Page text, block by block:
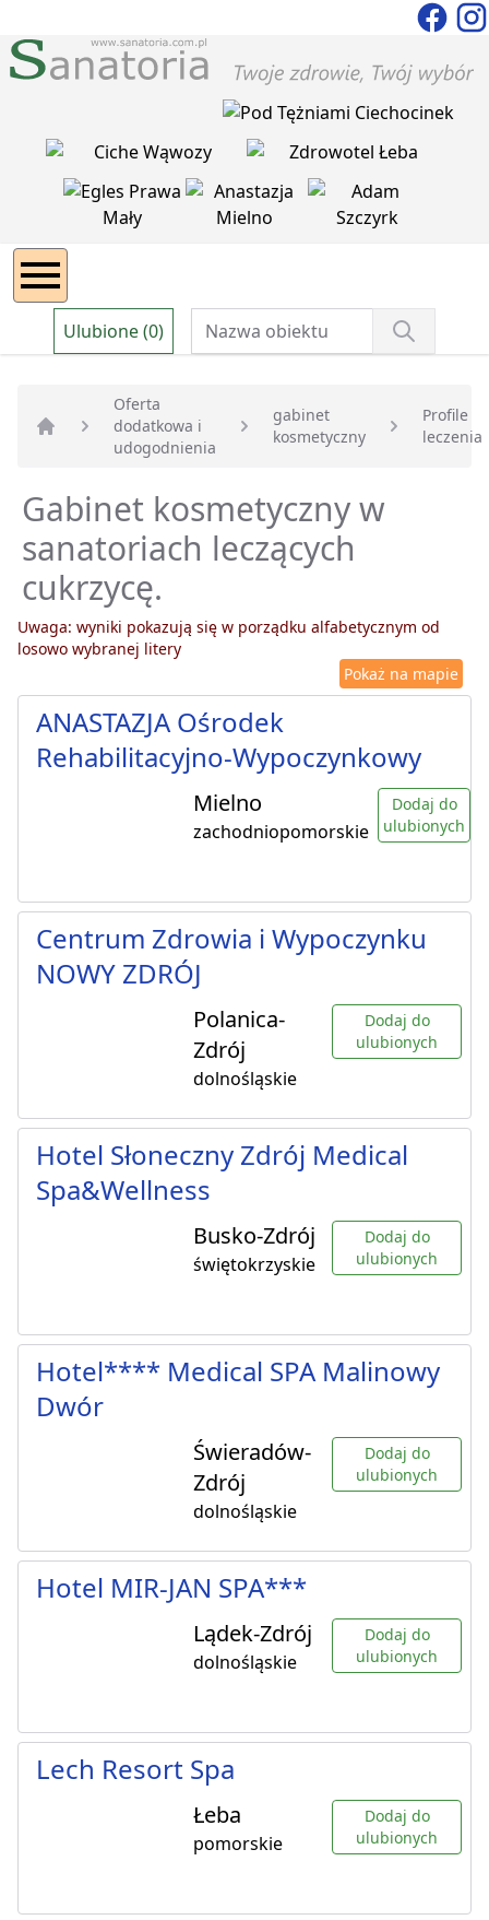
Ulubione (0)
Strona główna
Oferta
dodatkowa i
udogodnienia
gabinet
kosmetyczny
Profile
leczenia
Gabinet kosmetyczny w
sanatoriach leczących
cukrzycę.
Uwaga: wyniki pokazują się w porządku alfabetycznym od
losowo wybranej litery
Pokaż na mapie
ANASTAZJA Ośrodek
Rehabilitacyjno-Wypoczynkowy
Mielno
zachodniopomorskie
Dodaj do
ulubionych
Centrum Zdrowia i Wypoczynku
NOWY ZDRÓJ
Polanica-
Zdrój
dolnośląskie
Dodaj do
ulubionych
Hotel Słoneczny Zdrój Medical
Spa&Wellness
Busko-Zdrój
świętokrzyskie
Dodaj do
ulubionych
Hotel**** Medical SPA Malinowy
Dwór
Świeradów-
Zdrój
dolnośląskie
Dodaj do
ulubionych
Hotel MIR-JAN SPA***
Lądek-Zdrój
dolnośląskie
Dodaj do
ulubionych
Lech Resort Spa
Łeba
pomorskie
Dodaj do
ulubionych